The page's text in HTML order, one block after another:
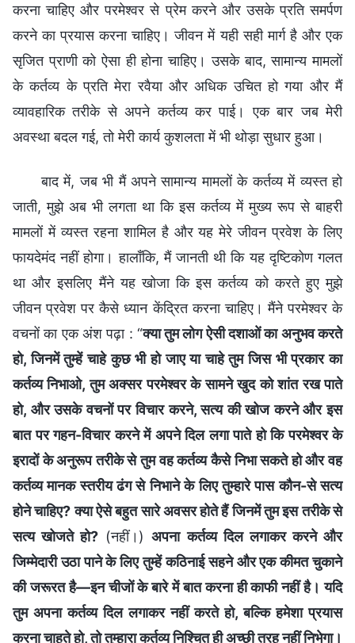
करना चाहिए और परमेश्वर से प्रेम करने और उसके प्रति समर्पण
करने का प्रयास करना चाहिए। जीवन में यही सही मार्ग है और एक
सृजित प्राणी को ऐसा ही होना चाहिए। उसके बाद, सामान्य मामलों
के कर्तव्य के प्रति मेरा रवैया और अधिक उचित हो गया और मैं
व्यावहारिक तरीके से अपने कर्तव्य कर पाई। एक बार जब मेरी
अवस्था बदल गई, तो मेरी कार्य कुशलता में भी थोड़ा सुधार हुआ।
बाद में, जब भी मैं अपने सामान्य मामलों के कर्तव्य में व्यस्त हो
जाती, मुझे अब भी लगता था कि इस कर्तव्य में मुख्य रूप से बाहरी
मामलों में व्यस्त रहना शामिल है और यह मेरे जीवन प्रवेश के लिए
फायदेमंद नहीं होगा। हालाँकि, मैं जानती थी कि यह दृष्टिकोण गलत
था और इसलिए मैंने यह खोजा कि इस कर्तव्य को करते हुए मुझे
जीवन प्रवेश पर कैसे ध्यान केंद्रित करना चाहिए। मैंने परमेश्वर के
वचनों का एक अंश पढ़ा : “क्या तुम लोग ऐसी दशाओं का अनुभव करते
हो, जिनमें तुम्हें चाहे कुछ भी हो जाए या चाहे तुम जिस भी प्रकार का
कर्तव्य निभाओ, तुम अक्सर परमेश्वर के सामने खुद को शांत रख पाते
हो, और उसके वचनों पर विचार करने, सत्य की खोज करने और इस
बात पर गहन-विचार करने में अपने दिल लगा पाते हो कि परमेश्वर के
इरादों के अनुरूप तरीके से तुम वह कर्तव्य कैसे निभा सकते हो और वह
कर्तव्य मानक स्तरीय ढंग से निभाने के लिए तुम्हारे पास कौन-से सत्य
होने चाहिए? क्या ऐसे बहुत सारे अवसर होते हैं जिनमें तुम इस तरीके से
सत्य खोजते हो? (नहीं।)अपना कर्तव्य दिल लगाकर करने और
जिम्मेदारी उठा पाने के लिए तुम्हें कठिनाई सहने और एक कीमत चुकाने
की जरूरत है—इन चीजों के बारे में बात करना ही काफी नहीं है। यदि
तुम अपना कर्तव्य दिल लगाकर नहीं करते हो, बल्कि हमेशा प्रयास
करना चाहते हो, तो तुम्हारा कर्तव्य निश्चित ही अच्छी तरह नहीं निभेगा।